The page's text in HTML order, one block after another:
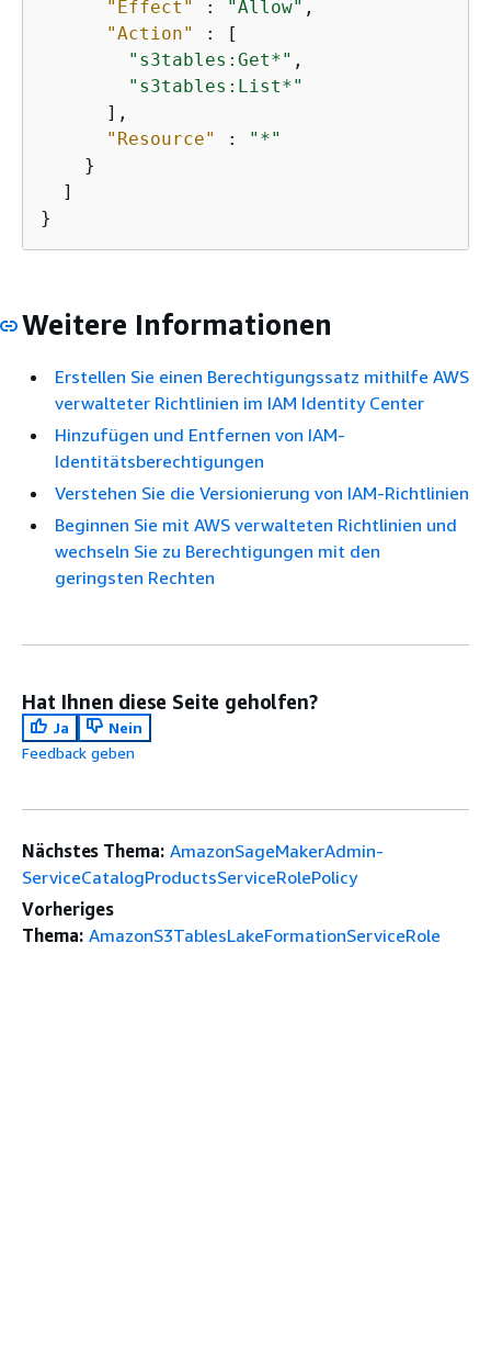
"Effect" : "Allow" ,
"Action"
: [
"s3tables:Get*" ,
"s3tables:List*"
      ],
"Resource"
:
"*"
    }
  ]
}
Weitere Informationen
Erstellen Sie einen Berechtigungssatz mithilfe AWS
verwalteter Richtlinien im IAM Identity Center
Hinzufügen und Entfernen von IAM-
Identitätsberechtigungen
Verstehen Sie die Versionierung von IAM-Richtlinien
Beginnen Sie mit AWS verwalteten Richtlinien und
wechseln Sie zu Berechtigungen mit den
geringsten Rechten
Hat Ihnen diese Seite geholfen?
Ja
Nein
Feedback geben
Nächstes Thema: AmazonSageMakerAdmin-
ServiceCatalogProductsServiceRolePolicy
Vorheriges
Thema: AmazonS3TablesLakeFormationServiceRole